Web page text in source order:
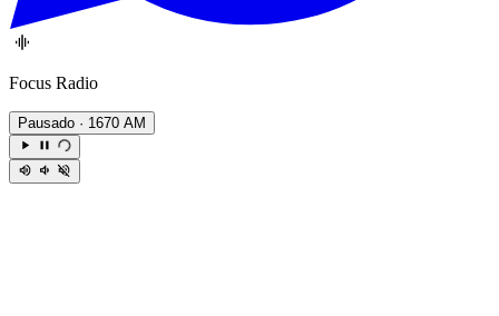
Focus Radio
Pausado · 1670 AM